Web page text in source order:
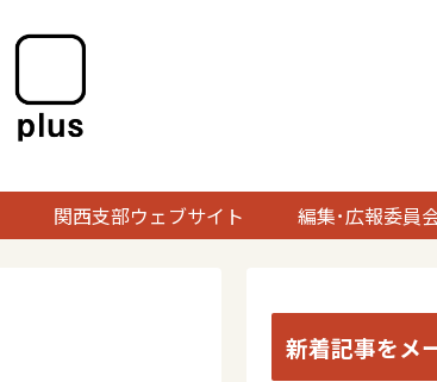
関西支部ウェブサイト 編集･広報委員
新着記事をメ